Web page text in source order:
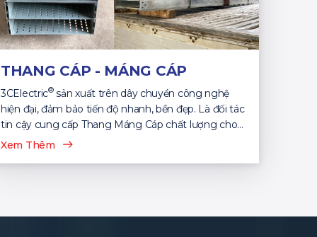
THANG CÁP - MÁNG CÁP
3CElectric®sản xuất trên dây chuyền công nghệ
hiện đại, đảm bảo tiến độ nhanh, bền đẹp. Là đối tác
tin cậy cung cấp Thang Máng Cáp chất lượng cho
nhiều dự án...
Xem Thêm